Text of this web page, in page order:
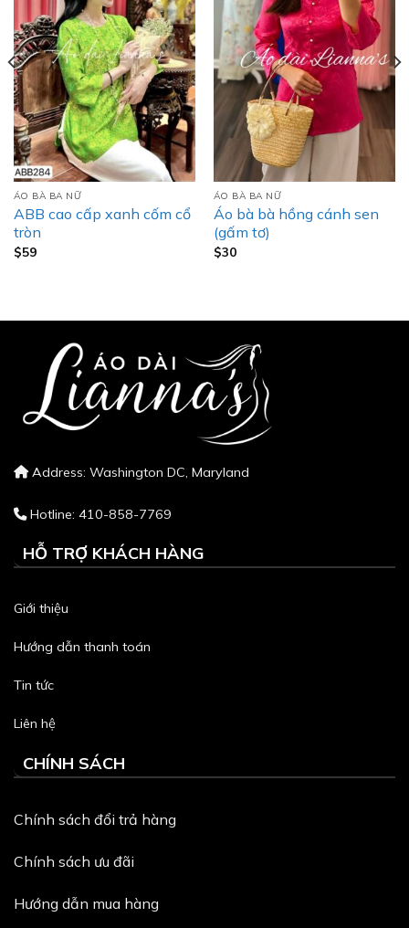
ÁO BÀ BA NỮ
ABB cao cấp xanh cốm cổ
tròn
$59
ÁO BÀ BA NỮ
Áo bà bà hồng cánh sen
(gấm tơ)
$30
Address: Washington DC, Maryland
Hotline: 410-858-7769
HỖ TRỢ KHÁCH HÀNG
Giới thiệu
Hướng dẫn thanh toán
Tin tức
Liên hệ
CHÍNH SÁCH
Chính sách đổi trả hàng
Chính sách ưu đãi
Hướng dẫn mua hàng